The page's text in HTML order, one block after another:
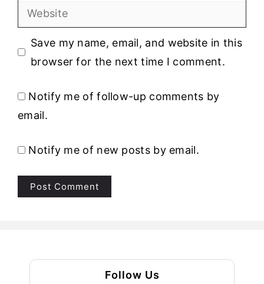
Website
Save my name, email, and website in this
browser for the next time I comment.
Notify me of follow-up comments by
email.
Notify me of new posts by email.
Follow Us